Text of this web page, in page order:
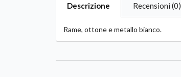
Descrizione Recensioni (0)
Rame, ottone e metallo bianco.